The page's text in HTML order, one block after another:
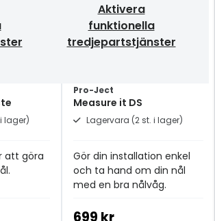
lager)
att göra
Aktivera
funktionella
tredjepartstjänster
Pro-Ject
Measure it DS
Lagervara (2 st. i lager)
Gör din installation enkel
och ta hand om din nål
med en bra nålvåg.
699 kr